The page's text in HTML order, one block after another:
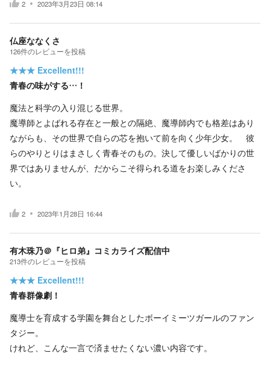
2 2023年3月23日 08:14
仏座ななくさ
126件のレビューを投稿
★★★ Excellent!!!
青春の味がする…！
魔法と科学の入り混じる世界。
魔導師とよばれる存在と一般との隔絶、魔導師内でも格差はあり
ながらも、その世界で自らの芯を抱いて前を向く少年少女。 彼
らのやりとりはまさしく青春そのもの。決して優しいばかりの世
界ではありませんが、だからこそ得られる道をお楽しみくださ
い。
2 2023年1月28日 16:44
有木珠乃＠『ヒロ弟』コミカライズ配信中
213件のレビューを投稿
★★★ Excellent!!!
青春群像劇！
魔導士を育成する学園を舞台としたボーイミーツガールのファン
タジー。
けれど、こんな一言で済ませたくない濃い内容です。